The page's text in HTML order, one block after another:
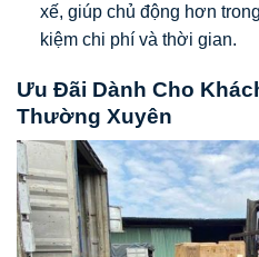
xế, giúp chủ động hơn
kiệm chi phí và thời gian.
Ưu Đãi Dành Cho
Thường Xuyên